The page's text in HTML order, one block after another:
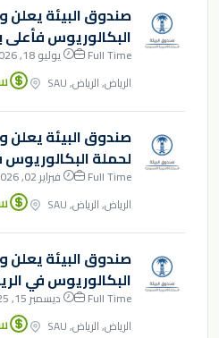
صندوق البيئة
البكالوريوس فأعلى
Full Time
يوليو 18, 2026
الرياض, الرياض, SAU
صندوق البيئة
لحملة البكالوريوس
Full Time
فبراير 02, 2026
الرياض, الرياض, SAU
صندوق البيئة
البكالوريوس في
Full Time
ديسمبر 15, 2025
الرياض, الرياض, SAU